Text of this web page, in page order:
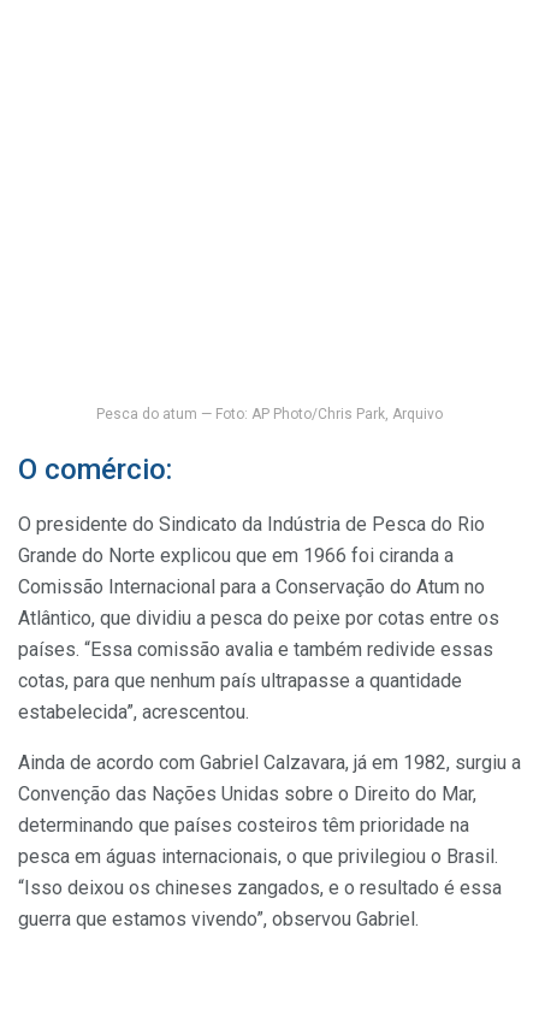
Pesca do atum — Foto: AP Photo/Chris Park, Arquivo
O comércio:
O presidente do Sindicato da Indústria de Pesca do Rio
Grande do Norte explicou que em 1966 foi ciranda a
Comissão Internacional para a Conservação do Atum no
Atlântico, que dividiu a pesca do peixe por cotas entre os
países. “Essa comissão avalia e também redivide essas
cotas, para que nenhum país ultrapasse a quantidade
estabelecida”, acrescentou.
Ainda de acordo com Gabriel Calzavara, já em 1982, surgiu a
Convenção das Nações Unidas sobre o Direito do Mar,
determinando que países costeiros têm prioridade na
pesca em águas internacionais, o que privilegiou o Brasil.
“Isso deixou os chineses zangados, e o resultado é essa
guerra que estamos vivendo”, observou Gabriel.